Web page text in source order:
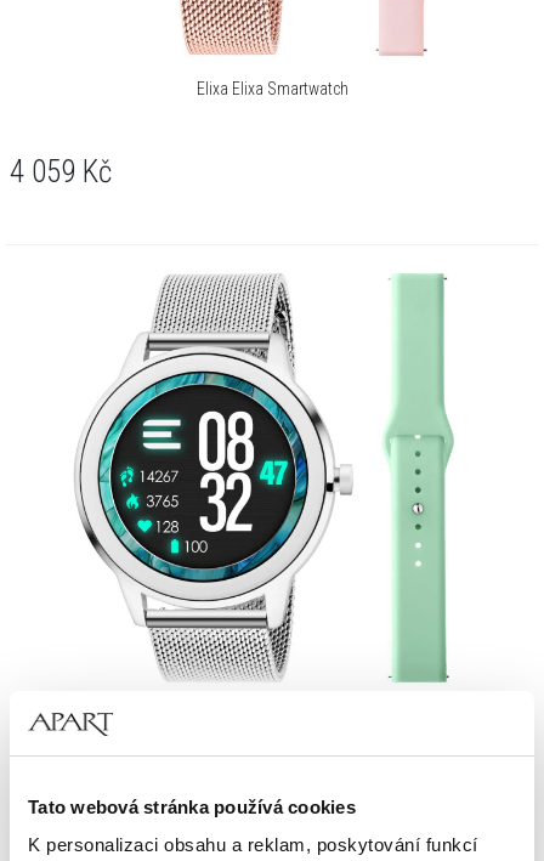
Tato webová stránka používá cookies
K personalizaci obsahu a reklam, poskytování funkcí
Elixa Elixa Smartwatch
4 059 Kč
2 839 Kč Cena pravidelná:4 059Kč
(-30%)